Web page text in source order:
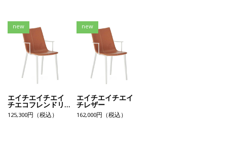
new
エイチエイチエイ
チエコフレンドリ
ーテクスチャー
125,300円（税込）
new
エイチエイチエイ
チレザー
162,000円（税込）